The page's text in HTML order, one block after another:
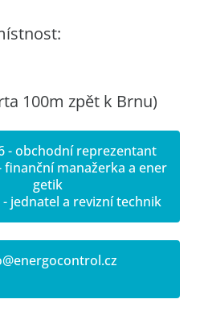
100m zpět k Brnu)
- obchodní reprezentant
finanční manažerka a ener
getik
- jednatel a revizní technik
rgocontrol.cz